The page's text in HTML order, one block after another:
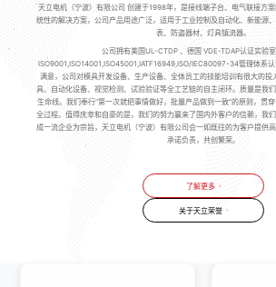
天立电机（宁波）有限公司 创建于1998年，是接线端子台、电气联接方
统性的解决方案，公司产品用途广泛，适用于工业控制及自动化、新能源
表、防盗器材、灯具镇流器。
公司拥有美国UL-CTDP 、德国 VDE-TDAP认证实验
ISO9001,ISO14001,ISO45001,IATF16949,ISO/IEC80097-34管理体系
满意，公司对模具开发设备、生产设备、全体员工的技能培训有很大的投
具、自动化设备、视觉检测、试验验证等全工艺链的自主闭环。质量是我
生命线。我们奉行“第一次就把事情做好，批量产品做到一致”的原则，贯
全过程。值得庆幸和自豪的是，我们的努力赢来了国内外客户的信赖，我
成一流企业为宗旨，天立电机（宁波）有限公司会一如既往的为客户提供
承诺负责，共创繁荣。
了解更多
关于天立荣誉